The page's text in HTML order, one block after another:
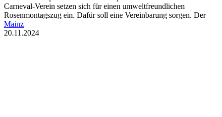
Carneval-Verein setzen sich für einen umweltfreundlichen
Rosenmontagszug ein. Dafür soll eine Vereinbarung sorgen. Der
Mainz
20.11.2024